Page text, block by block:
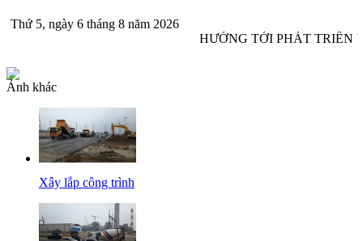
Thứ 5, ngày 6 tháng 8 năm 2026
HƯỚNG TỚI PHÁT TRIỂN
Ảnh khác
Xây lắp công trình